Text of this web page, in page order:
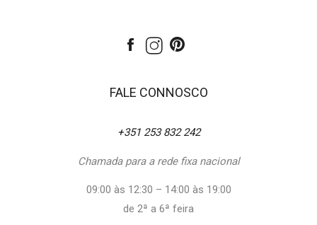
FALE CONNOSCO
+351 253 832 242
Chamada para a rede fixa nacional
09:00 às 12:30 – 14:00 às 19:00
de 2ª a 6ª feira